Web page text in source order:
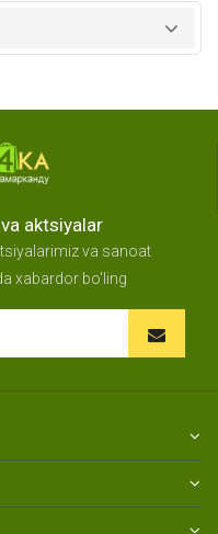
aktsiyalar
va sanoat
xabardor bo'ling